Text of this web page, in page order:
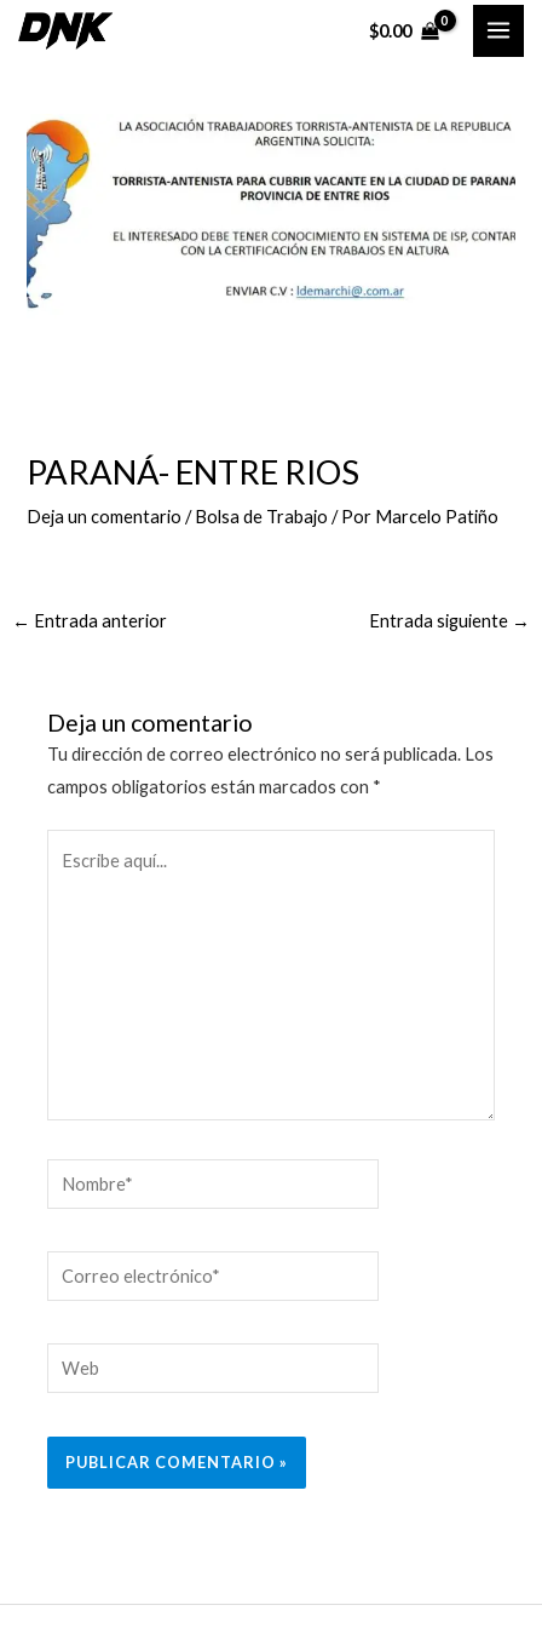
$0.00
PARANÁ- ENTRE RIOS
Deja un comentario /Bolsa de Trabajo / Por Marcelo Patiño
Navegación
de
← Entrada anterior Entrada siguiente →
Deja un comentario
Tu dirección de correo electrónico no será publicada. Los
campos obligatorios están marcados con *
Nombre*
Correo
electrónico*
Web